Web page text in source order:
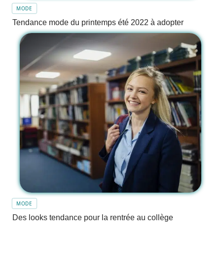
MODE
Tendance mode du printemps été 2022 à adopter
MODE
Des looks tendance pour la rentrée au collège